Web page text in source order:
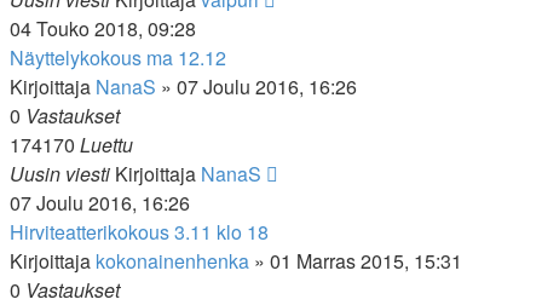
04 Touko 2018, 09:28
Näyttelykokous ma 12.12
Kirjoittaja NanaS » 07 Joulu 2016, 16:26
0 Vastaukset
174170 Luettu
Uusin viesti Kirjoittaja NanaS
07 Joulu 2016, 16:26
Hirviteatterikokous 3.11 klo 18
Kirjoittaja kokonainenhenka » 01 Marras 2015, 15:31
0 Vastaukset